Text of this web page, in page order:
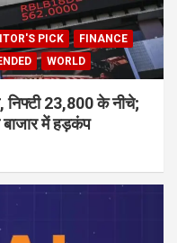
PICK
FINANCE
WORLD
23,800 के नीचे;
में हड़कंप